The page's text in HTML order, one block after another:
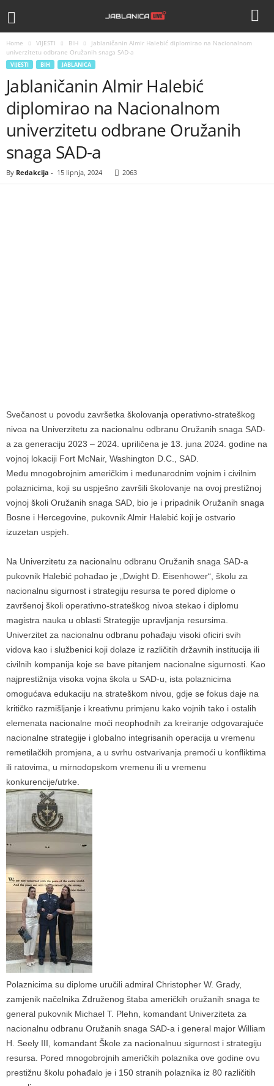
Home VIJESTI BIH
Jablaničanin Almir Halebić diplomirao na Nacionalnom
univerzitetu odbrane Oružanih snaga SAD-a
VIJESTI BIH JABLANICA
Jablaničanin Almir Halebić
diplomirao na Nacionalnom
univerzitetu odbrane Oružanih
snaga SAD-a
By Redakcija - 15 lipnja, 2024 2063
Svečanost u povodu završetka školovanja operativno-strateškog
nivoa na Univerzitetu za nacionalnu odbranu Oružanih snaga SAD-
a za generaciju 2023 – 2024. upriličena je 13. juna 2024. godine na
vojnoj lokaciji Fort McNair, Washington D.C., SAD.
Među mnogobrojnim američkim i međunarodnim vojnim i civilnim
polaznicima, koji su uspješno završili školovanje na ovoj prestižnoj
vojnoj školi Oružanih snaga SAD, bio je i pripadnik Oružanih snaga
Bosne i Hercegovine, pukovnik Almir Halebić koji je ostvario
izuzetan uspjeh.
Na Univerzitetu za nacionalnu odbranu Oružanih snaga SAD-a
pukovnik Halebić pohađao je „Dwight D. Eisenhower“, školu za
nacionalnu sigurnost i strategiju resursa te pored diplome o
završenoj školi operativno-strateškog nivoa stekao i diplomu
magistra nauka u oblasti Strategije upravljanja resursima.
Univerzitet za nacionalnu odbranu pohađaju visoki oficiri svih
vidova kao i službenici koji dolaze iz različitih državnih institucija ili
civilnih kompanija koje se bave pitanjem nacionalne sigurnosti. Kao
najprestižnija visoka vojna škola u SAD-u, ista polaznicima
omogućava edukaciju na strateškom nivou, gdje se fokus daje na
kritičko razmišljanje i kreativnu primjenu kako vojnih tako i ostalih
elemenata nacionalne moći neophodnih za kreiranje odgovarajuće
nacionalne strategije i globalno integrisanih operacija u vremenu
remetilačkih promjena, a u svrhu ostvarivanja premoći u konfliktima
ili ratovima, u mirnodopskom vremenu ili u vremenu
konkurencije/utrke.
Polaznicima su diplome uručili admiral Christopher W. Grady,
zamjenik načelnika Združenog štaba američkih oružanih snaga te
general pukovnik Michael T. Plehn, komandant Univerziteta za
nacionalnu odbranu Oružanih snaga SAD-a i general major William
H. Seely III, komandant Škole za nacionalnuu sigurnost i strategiju
resursa. Pored mnogobrojnih američkih polaznika ove godine ovu
prestižnu školu pohađalo je i 150 stranih polaznika iz 80 različitih